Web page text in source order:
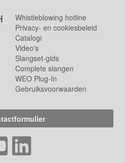
Whistleblowing hotline
Privacy- en cookiesbeleid
Catalogi
Video's
Slangset-gids
Complete slangen
WEO Plug-In
Gebruiksvoorwaarden